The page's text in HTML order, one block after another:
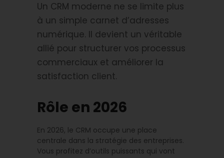
Un CRM moderne ne se limite plus
à un simple carnet d’adresses
numérique. Il devient un véritable
allié pour structurer vos processus
commerciaux et améliorer la
satisfaction client.
Rôle en 2026
En 2026, le CRM occupe une place
centrale dans la stratégie des entreprises.
Vous profitez d’outils puissants qui vont